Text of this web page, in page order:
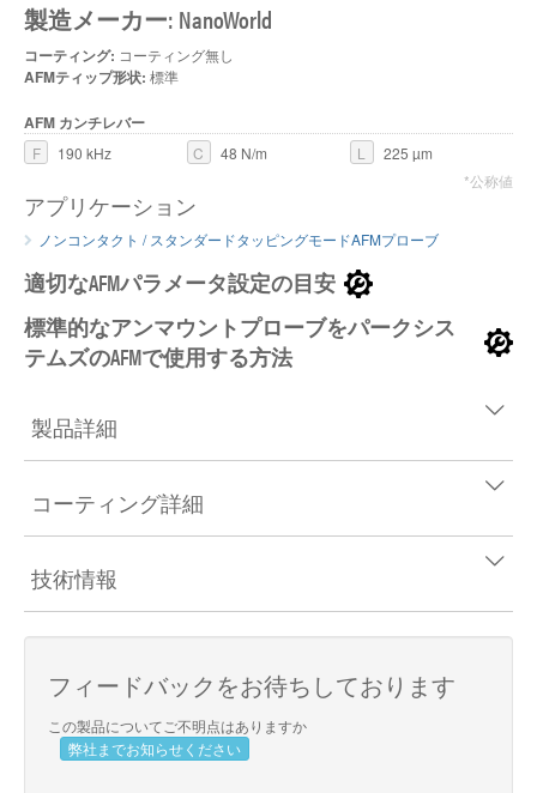
製造メーカー: NanoWorld
コーティング: コーティング無し
AFMティップ形状: 標準
AFM カンチレバー
F 190 kHz C 48 N/m L
225 µm
*公称値
アプリケーション
ノンコンタクト / スタンダードタッピングモードAFMプローブ
適切なAFMパラメータ設定の目安
標準的なアンマウントプローブをパークシス
テムズのAFMで使用する方法
製品詳細
コーティング詳細
技術情報
フィードバックをお待ちしております
この製品についてご不明点はありますか
弊社までお知らせください